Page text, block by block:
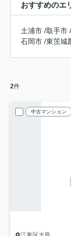
おすすめのエ
土浦市 /取手市 /
石岡市 /東茨城
2件
中古マンション